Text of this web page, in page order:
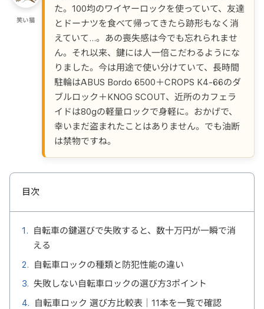
笑い猫
た。100均のワイヤーロックを使っていて、友達
とドーナツを食べて帰ってきたら跡形もなく消
えていて…。あの喪失感は今でも忘れられませ
ん。それ以来、鍵には人一倍こだわるようにな
りました。今は用途で使い分けていて、長時間
駐輪はABUS Bordo 6500＋CROPS K4-66のダ
ブルロック＋KNOG SCOUT、近所のカフェラ
イドは80gの軽量ロックで身軽に。おかげで、
幸いまだ盗まれたことはありません。でも油断
は禁物ですね。
目次
自転車の鍵選びで失敗すると、数十万円が一瞬で消
える
自転車ロックの種類と防犯性能の違い
失敗しない自転車ロックの選び方3ポイント
自転車ロック 選び方比較表｜11本を一覧で確認